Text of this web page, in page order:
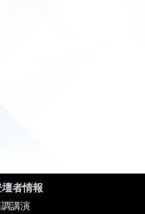
壇者情報
講演